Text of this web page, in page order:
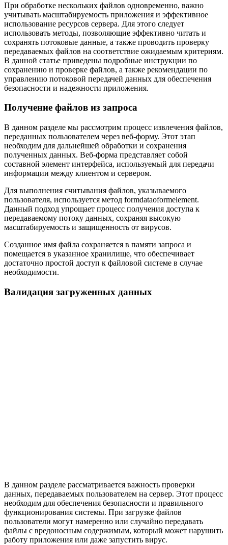
При обработке нескольких файлов одновременно, важно
учитывать масштабируемость приложения и эффективное
использование ресурсов сервера. Для этого следует
использовать методы, позволяющие эффективно читать и
сохранять потоковые данные, а также проводить проверку
передаваемых файлов на соответствие ожидаемым критериям.
В данной статье приведены подробные инструкции по
сохранению и проверке файлов, а также рекомендации по
управлению потоковой передачей данных для обеспечения
безопасности и надежности приложения.
Получение файлов из запроса
В данном разделе мы рассмотрим процесс извлечения файлов,
переданных пользователем через веб-форму. Этот этап
необходим для дальнейшей обработки и сохранения
полученных данных. Веб-форма представляет собой
составной элемент интерфейса, используемый для передачи
информации между клиентом и сервером.
Для выполнения считывания файлов, указываемого
пользователя, используется метод formdataoformelement.
Данный подход упрощает процесс получения доступа к
передаваемому потоку данных, сохраняя высокую
масштабируемость и защищенность от вирусов.
Созданное имя файла сохраняется в памяти запроса и
помещается в указанное хранилище, что обеспечивает
достаточно простой доступ к файловой системе в случае
необходимости.
Валидация загруженных данных
В данном разделе рассматривается важность проверки
данных, передаваемых пользователем на сервер. Этот процесс
необходим для обеспечения безопасности и правильного
функционирования системы. При загрузке файлов
пользователи могут намеренно или случайно передавать
файлы с вредоносным содержимым, который может нарушить
работу приложения или даже запустить вирус.